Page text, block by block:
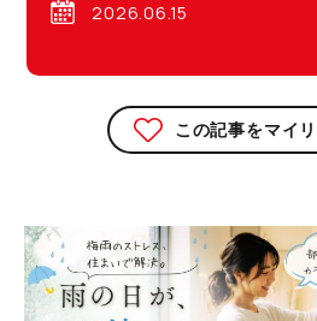
2026.06.15
この記事をマイ